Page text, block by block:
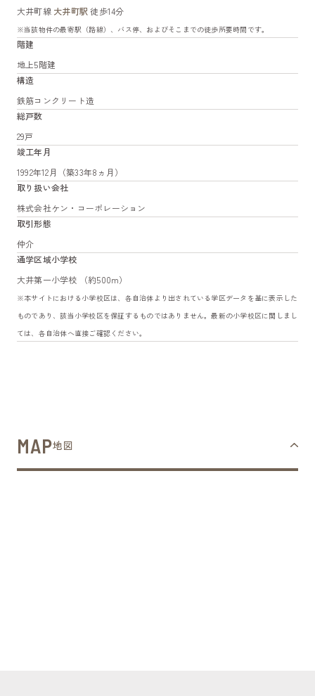
大井町線 大井町駅 徒歩14分
※当該物件の最寄駅（路線）、バス停、およびそこまでの徒歩所要時間です。
階建
地上5階建
構造
鉄筋コンクリート造
総戸数
29戸
竣工年月
1992年12月（築33年8ヵ月）
取り扱い会社
株式会社ケン・コーポレーション
取引形態
仲介
通学区域小学校
大井第一小学校 （約500m）
※本サイトにおける小学校区は、各自治体より出されている学区データを基に表示した
ものであり、該当小学校区を保証するものではありません。最新の小学校区に関しまし
ては、各自治体へ直接ご確認ください。
MAP地図